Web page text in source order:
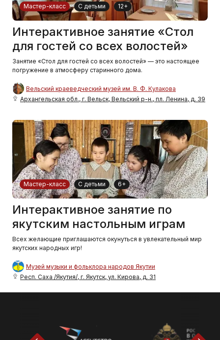
Мастер-класс С детьми 12+
Интерактивное занятие «Стол
для гостей со всех волостей»
Занятие «Стол для гостей со всех волостей» — это настоящее
погружение в атмосферу старинного дома.
Вельский краеведческий музей им. В. Ф. Кулакова
Архангельская обл., г. Вельск, Вельский р-н., пл. Ленина, д. 39
Мастер-класс С детьми 6+
Интерактивное занятие по
якутским настольным играм
Всех желающие приглашаются окунуться в увлекательный мир
якутских народных игр!
Музей музыки и фольклора народов Якутии
Респ. Саха /Якутия/, г. Якутск, ул. Кирова, д. 31